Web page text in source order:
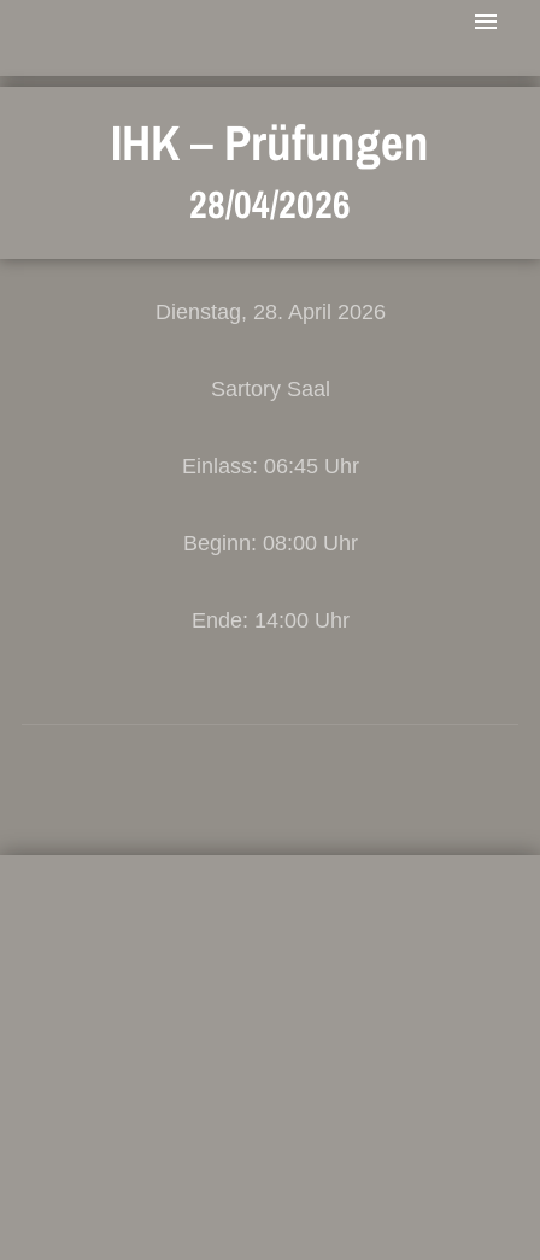
IHK – Prüfungen
28/04/2026
Dienstag, 28. April 2026
Sartory Saal
Einlass: 06:45 Uhr
Beginn: 08:00 Uhr
Ende: 14:00 Uhr